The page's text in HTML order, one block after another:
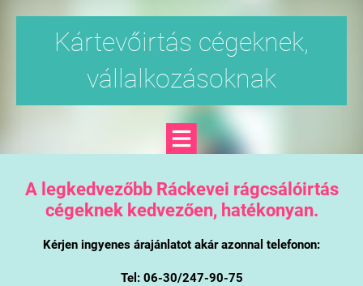
Kártevőirtás cégeknek,
vállalkozásoknak
A legkedvezőbb Ráckevei rágcsálóirtás
cégeknek kedvezően, hatékonyan.
Kérjen ingyenes árajánlatot akár azonnal telefonon:
Tel: 06-30/247-90-75